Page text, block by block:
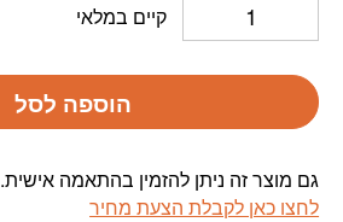
קיים במלאי
הוספה לסל
גם מוצר זה ניתן להזמין בהתאמה אישית.
לחצו כאן לקבלת הצעת מחיר